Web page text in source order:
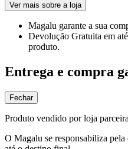
Ver mais sobre a loja
Magalu garante a sua
Devolução Gratuita em
produto.
Entrega e compra
Fechar
Produto vendido por loja
O Magalu se responsabiliza